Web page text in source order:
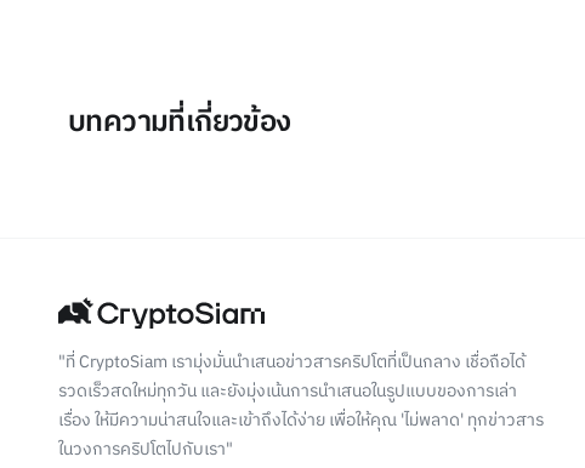
บทความที่เกี่ยวข้อง
"ที่ CryptoSiam เรามุ่งมั่นนำเสนอข่าวสารคริปโตที่เป็นกลาง เชื่อถือได้
รวดเร็วสดใหม่ทุกวัน และยังมุ่งเน้นการนำเสนอในรูปแบบของการเล่า
เรื่อง ให้มีความน่าสนใจและเข้าถึงได้ง่าย เพื่อให้คุณ 'ไม่พลาด' ทุกข่าวสาร
ในวงการคริปโตไปกับเรา"